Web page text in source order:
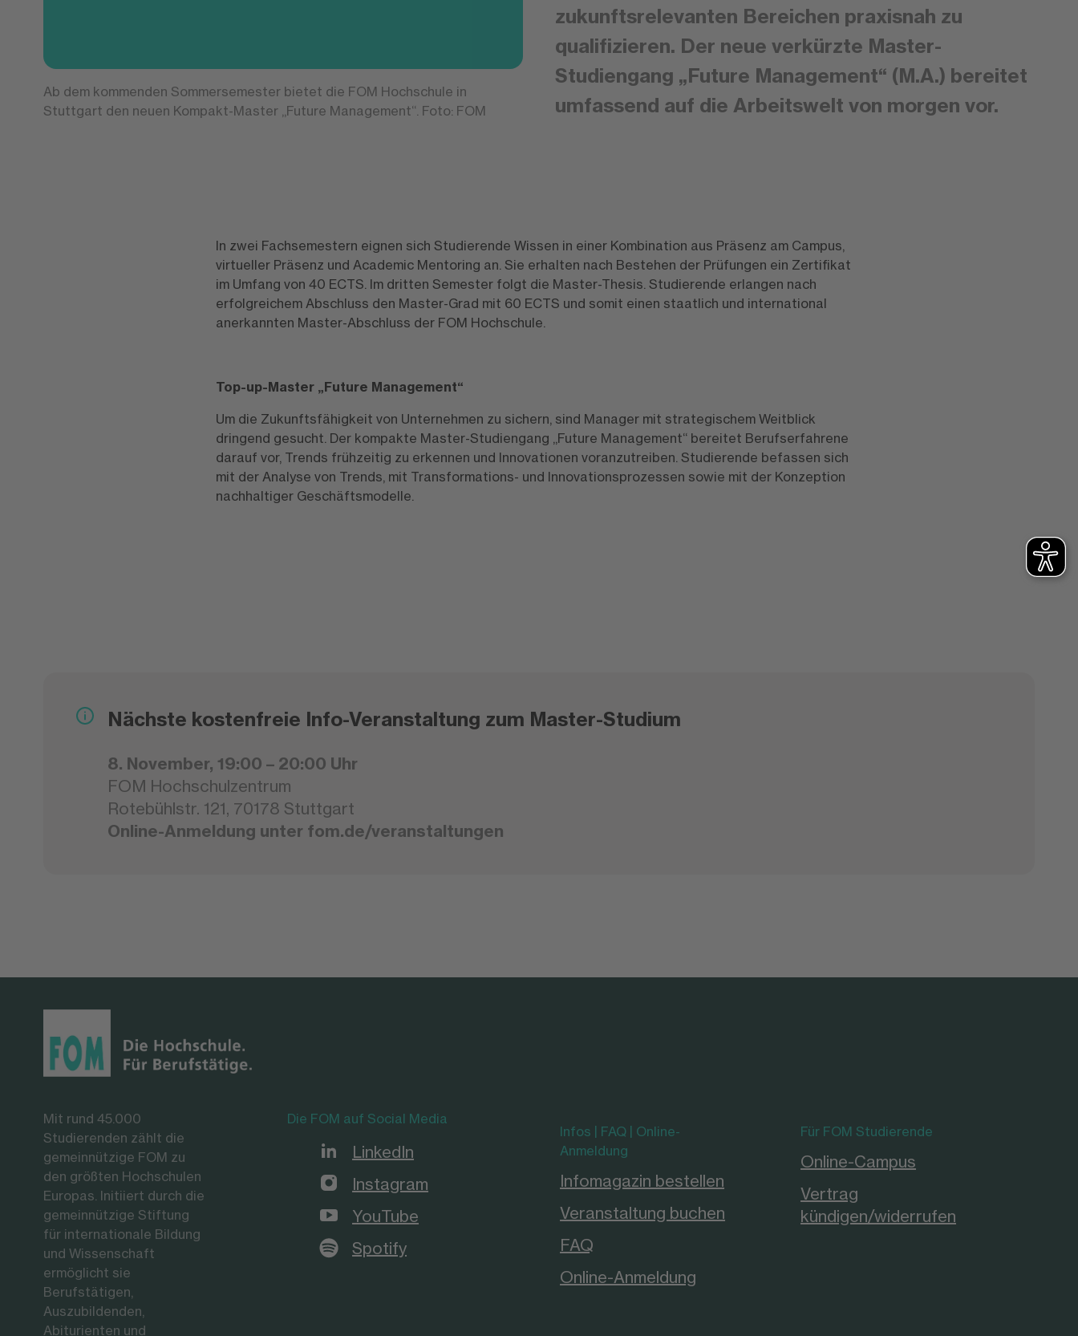
Ab dem kommenden Sommersemester bietet die FOM Hochschule in
Stuttgart den neuen Kompakt-Master „Future Management“. Foto: FOM
zukunftsrelevanten Bereichen praxisnah zu
qualifizieren. Der neue verkürzte Master-
Studiengang „Future Management“ (M.A.) bereitet
umfassend auf die Arbeitswelt von morgen vor.
In zwei Fachsemestern eignen sich Studierende Wissen in einer Kombination aus Präsenz am Campus,
virtueller Präsenz und Academic Mentoring an. Sie erhalten nach Bestehen der Prüfungen ein Zertifikat
im Umfang von 40 ECTS. Im dritten Semester folgt die Master-Thesis. Studierende erlangen nach
erfolgreichem Abschluss den Master-Grad mit 60 ECTS und somit einen staatlich und international
anerkannten Master-Abschluss der FOM Hochschule.
Top-up-Master „Future Management“
Um die Zukunftsfähigkeit von Unternehmen zu sichern, sind Manager mit strategischem Weitblick
dringend gesucht. Der kompakte Master-Studiengang „Future Management“ bereitet Berufserfahrene
darauf vor, Trends frühzeitig zu erkennen und Innovationen voranzutreiben. Studierende befassen sich
mit der Analyse von Trends, mit Transformations- und Innovationsprozessen sowie mit der Konzeption
nachhaltiger Geschäftsmodelle.
Nächste kostenfreie Info-Veranstaltung zum Master-Studium
8. November, 19:00 – 20:00 Uhr
FOM Hochschulzentrum
Rotebühlstr. 121, 70178 Stuttgart
Online-Anmeldung unter fom.de/veranstaltungen
Mit rund 45.000
Studierenden zählt die
gemeinnützige FOM zu
den größten Hochschulen
Europas. Initiiert durch die
gemeinnützige Stiftung
für internationale Bildung
und Wissenschaft
ermöglicht sie
Berufstätigen,
Auszubildenden,
Abiturienten und
Die FOM auf Social Media
LinkedIn
Instagram
YouTube
Spotify
Infos | FAQ | Online-
Anmeldung
Infomagazin bestellen
Veranstaltung buchen
FAQ
Online-Anmeldung
Für FOM Studierende
Online-Campus
Vertrag
kündigen/widerrufen